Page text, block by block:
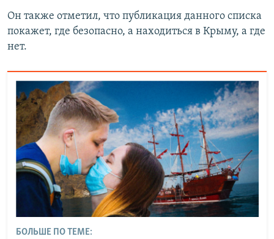
Он также отметил, что публикация данного списка
покажет, где безопасно, а находиться в Крыму, а где
нет.
БОЛЬШЕ ПО ТЕМЕ: